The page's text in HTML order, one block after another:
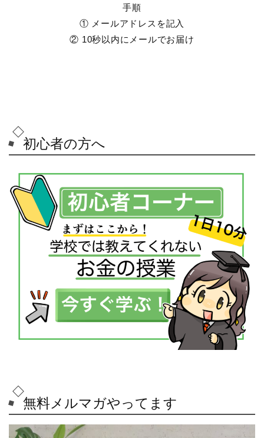
手順
① メールアドレスを記入
② 10秒以内にメールでお届け
初心者の方へ
無料メルマガやってます